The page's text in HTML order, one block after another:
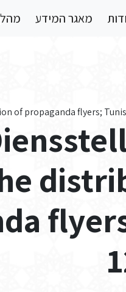
מאגר המידע
of propaganda flyers;